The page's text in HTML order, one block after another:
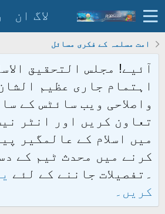
لاگ ان
امت مسلمہ کے فکری مسائل
آئیے! مجلس التحقیق
اہتمام جاری عظیم
واصلاحی ویب سائٹس کے
تعاون کریں اور انٹر
میں اسلام کے عالمگیر
کرنے میں محدث ٹیم کے
۔تفصیلات جاننے کے لئے
کریں۔